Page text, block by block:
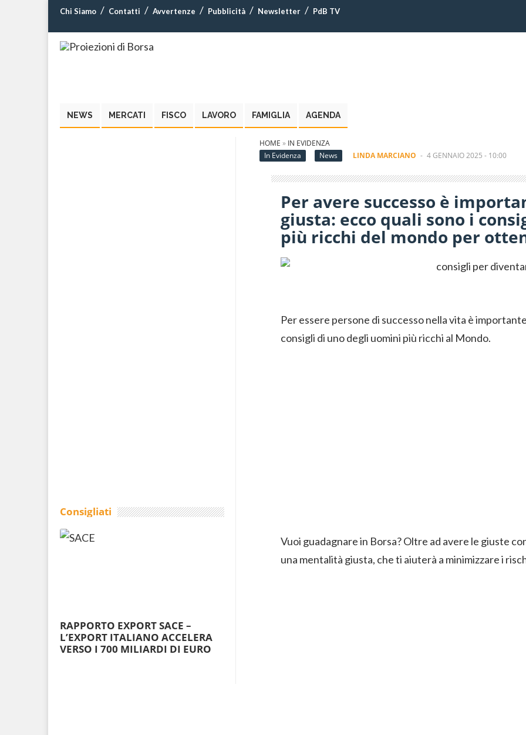
Chi Siamo Contatti Avvertenze Pubblicità Newsletter PdB TV
NEWS MERCATI FISCO LAVORO FAMIGLIA AGENDA
HOME » IN EVIDENZA
In Evidenza
News LINDA MARCIANO - 4 GENNAIO 2025 - 10:00
Per avere successo è
giusta: ecco quali sono i
più ricchi del mondo per
Per essere persone di successo nella vita è
consigli di uno degli uomini più ricchi al Mondo.
Vuoi guadagnare in Borsa? Oltre ad avere le giuste
una mentalità giusta, che ti aiuterà a minimizzare i
Consigliati
RAPPORTO EXPORT SACE –
L’EXPORT ITALIANO ACCELERA
VERSO I 700 MILIARDI DI EURO